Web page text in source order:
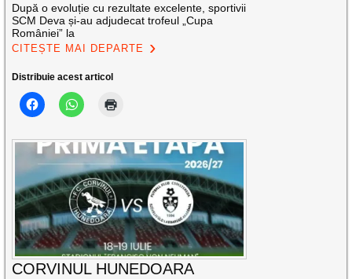
După o evoluție cu rezultate excelente, sportivii
SCM Deva și-au adjudecat trofeul „Cupa
României” la
CITEȘTE MAI DEPARTE
Distribuie acest articol
CORVINUL HUNEDOARA